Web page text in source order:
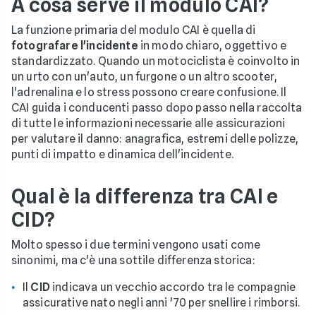
A cosa serve il modulo CAI?
La funzione primaria del modulo CAI è quella di
fotografare l'incidente in modo chiaro, oggettivo e
standardizzato. Quando un motociclista è coinvolto in
un urto con un'auto, un furgone o un altro scooter,
l'adrenalina e lo stress possono creare confusione. Il
CAI guida i conducenti passo dopo passo nella raccolta
di tutte le informazioni necessarie alle assicurazioni
per valutare il danno: anagrafica, estremi delle polizze,
punti di impatto e dinamica dell'incidente.
Qual è la differenza tra CAI e
CID?
Molto spesso i due termini vengono usati come
sinonimi, ma c'è una sottile differenza storica:
Il CIDindicava un vecchio accordo tra le compagnie
assicurative nato negli anni '70 per snellire i rimborsi.